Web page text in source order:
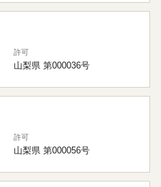
許可
山梨県 第000036号
許可
山梨県 第000056号